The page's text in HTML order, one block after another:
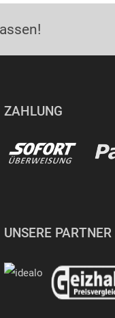
ZAHLUNG
UNSERE PARTNER